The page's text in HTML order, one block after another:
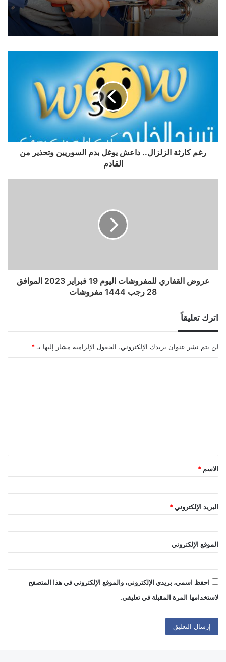
رغم كارثة الزلزال.. داعش يوغل بدم السوريين وتحذير من
القادم
عروض القفاري للمفروشات اليوم 19 فبراير 2023 الموافق
28 رجب 1444 مفروشات
اترك تعليقاً
لن يتم نشر عنوان بريدك الإلكتروني. الحقول الإلزامية مشار إليها بـ *
ق
*
الاسم *
البريد الإلكتروني *
الموقع الإلكتروني
احفظ اسمي، بريدي الإلكتروني، والموقع الإلكتروني في هذا المتصفح
لاستخدامها المرة المقبلة في تعليقي.